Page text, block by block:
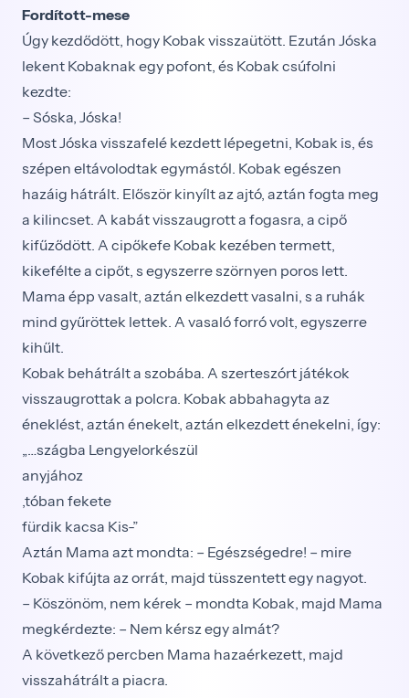
Fordított-mese
Úgy kezdődött, hogy Kobak visszaütött. Ezután Jóska
lekent Kobaknak egy pofont, és Kobak csúfolni
kezdte:
– Sóska, Jóska!
Most Jóska visszafelé kezdett lépegetni, Kobak is, és
szépen eltávolodtak egymástól. Kobak egészen
hazáig hátrált. Először kinyílt az ajtó, aztán fogta meg
a kilincset. A kabát visszaugrott a fogasra, a cipő
kifűződött. A cipőkefe Kobak kezében termett,
kikefélte a cipőt, s egyszerre szörnyen poros lett.
Mama épp vasalt, aztán elkezdett vasalni, s a ruhák
mind gyűröttek lettek. A vasaló forró volt, egyszerre
kihűlt.
Kobak behátrált a szobába. A szerteszórt játékok
visszaugrottak a polcra. Kobak abbahagyta az
éneklést, aztán énekelt, aztán elkezdett énekelni, így:
„…szágba Lengyelorkészül
anyjához
,tóban fekete
fürdik kacsa Kis-”
Aztán Mama azt mondta: – Egészségedre! – mire
Kobak kifújta az orrát, majd tüsszentett egy nagyot.
– Köszönöm, nem kérek – mondta Kobak, majd Mama
megkérdezte: – Nem kérsz egy almát?
A következő percben Mama hazaérkezett, majd
visszahátrált a piacra.